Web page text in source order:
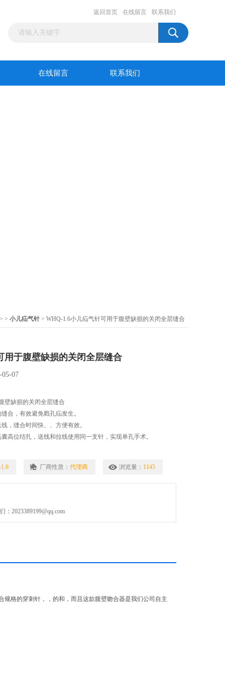
返回首页 在线留言 联系我们
在线留言 联系我们
> > 小儿疝气针 > WHQ-1.6小儿疝气针可用于腹壁缺损的关闭全层缝合
用于腹壁缺损的关闭全层缝合
05-07
壁缺损的关闭全层缝合
合，有效避免戳孔疝发生。
，缝合时间快、、方便有效。
高位结扎，送线和拉线使用同一支针，实现单孔手术。
厂商性质： 代理商 浏览量： 1145
：2023389199@qq.com
格的穿刺针，，的和，而且这款腹壁吻合器是我们公司自主